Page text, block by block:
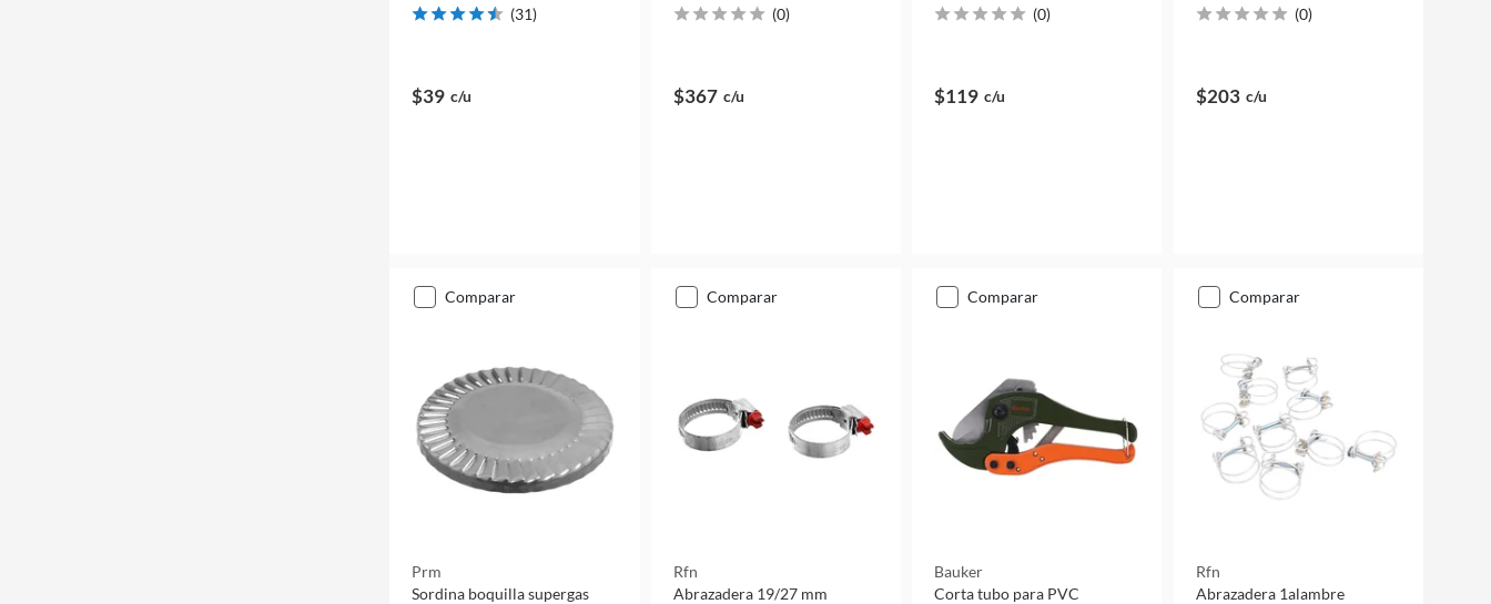
(31)
$39 c/u
(0)
$367 c/u
(0)
$119 c/u
(0)
$203 c/u
comparar
Prm
Sordina boquilla supergas
comparar
Rfn
Abrazadera 19/27 mm
comparar
Bauker
Corta tubo para PVC
comparar
Rfn
Abrazadera 1alambre